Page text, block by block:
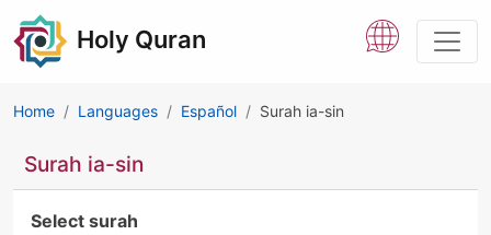
Holy Quran
Home Languages Español Surah ia-sin
Surah ia-sin
Select surah